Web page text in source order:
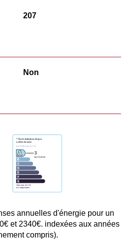
207
Non
annuelles d'énergie pour un
et 2340€. indexées aux années
compris).